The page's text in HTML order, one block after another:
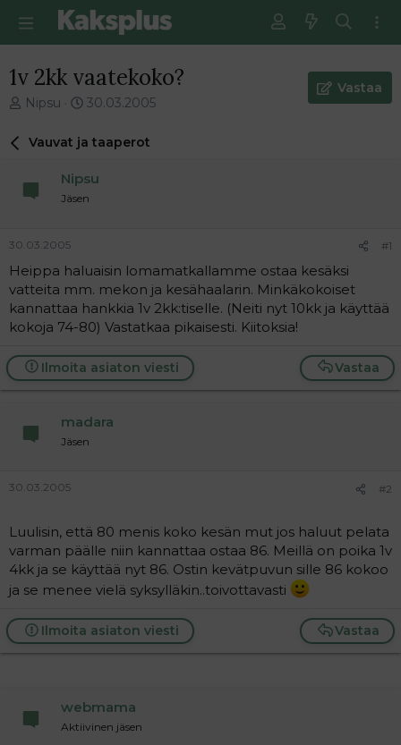
1v 2kk vaatekoko?
V
e
i
t
u
n
a
l
i
t
t
j
a
Nipsu
E
s
m
ä
n
v
i
e
t
30.03.2005
Vastaa
Vauvat ja taaperot
Nipsu
Jäsen
30.03.2005 #1
Heippa haluaisin lomamatkallamme ostaa kesäksi
vatteita mm. mekon ja kesähaalarin. Minkäkokoiset
kannattaa hankkia 1v 2kk:tiselle. (Neiti nyt 10kk ja käyttää
kokoja 74-80) Vastatkaa pikaisesti. Kiitoksia!
Vastaa
Ilmoita asiaton viesti
madara
Jäsen
30.03.2005 #2
Luulisin, että 80 menis koko kesän mut jos haluut pelata
varman päälle niin kannattaa ostaa 86. Meillä on poika 1v
4kk ja se käyttää nyt 86. Ostin kevätpuvun sille 86 kokoo
ja se menee vielä syksylläkin..toivottavasti
Vastaa
Ilmoita asiaton viesti
webmama
Aktiivinen jäsen